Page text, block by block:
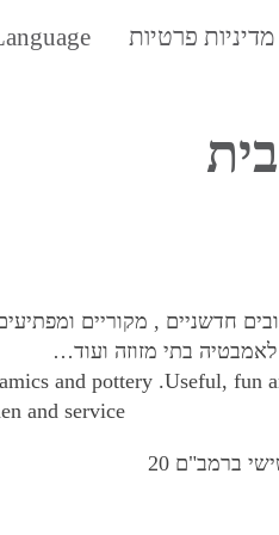
מדיניות פרטיות
חדשניים , מקוריים
בתי מזוזה ועוד…
and pottery .Useful, fun
and service
ברמב"ם 20